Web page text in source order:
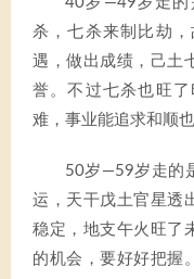
杀，七杀来制比劫
遇，做出成绩，己土
誉。不过七杀也旺
难，事业能追求和顺也
50岁—59岁走的
运，天干戊土官星透
稳定，地支午火旺了
的机会，要好好把握